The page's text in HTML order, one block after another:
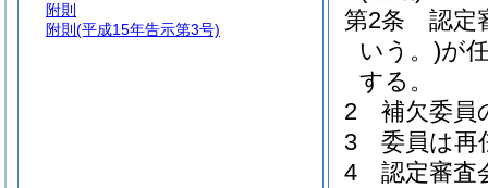
第2条
認定
いう。)が
する。
2
補欠委員
3
委員は再
4
認定審査
附則
附則 (平成15年告示第3号)